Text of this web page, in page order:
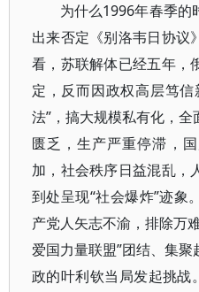
为什么1996年春季的
出来否定《别洛韦日协议
看，苏联解体已经五年，
定，反而因政权高层笃
法”，搞大规模私有化，
匮乏，生产严重停滞，
加，社会秩序日益混乱，
到处呈现“社会爆炸”迹象
产党人矢志不渝，排除万
爱国力量联盟”团结、集
政的叶利钦当局发起挑战